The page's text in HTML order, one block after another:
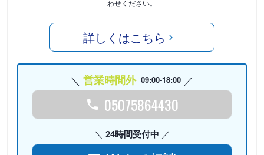
わせください。
詳しくはこちら
営業時間外 09:00-18:00
05075864430
24時間受付中